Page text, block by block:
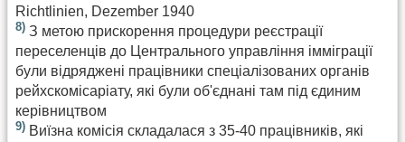
Richtlinien, Dezember 1940
8) З метою прискорення процедури реєстрації
переселенців до Центрального управління імміграції
були відряджені працівники спеціалізованих органів
рейхскомісаріату, які були об'єднані там під єдиним
керівництвом
9) Виїзна комісія складалася з 35-40 працівників, які